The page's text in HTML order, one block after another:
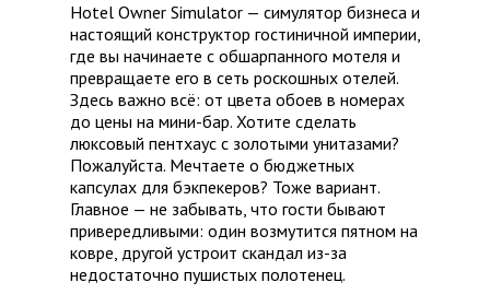
Hotel Owner Simulator — симулятор бизнеса и
настоящий конструктор гостиничной империи,
где вы начинаете с обшарпанного мотеля и
превращаете его в сеть роскошных отелей.
Здесь важно всё: от цвета обоев в номерах
до цены на мини-бар. Хотите сделать
люксовый пентхаус с золотыми унитазами?
Пожалуйста. Мечтаете о бюджетных
капсулах для бэкпекеров? Тоже вариант.
Главное — не забывать, что гости бывают
привередливыми: один возмутится пятном на
ковре, другой устроит скандал из-за
недостаточно пушистых полотенец.